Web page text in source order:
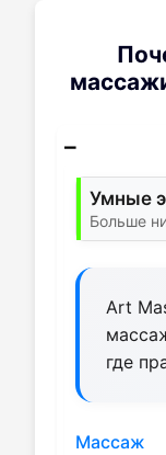
Умные
Больше
Art
где
Массаж